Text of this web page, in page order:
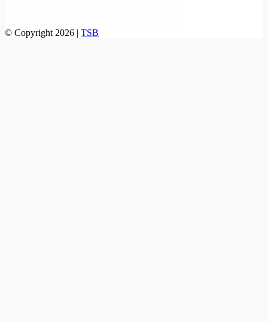
© Copyright 2026 | TSB